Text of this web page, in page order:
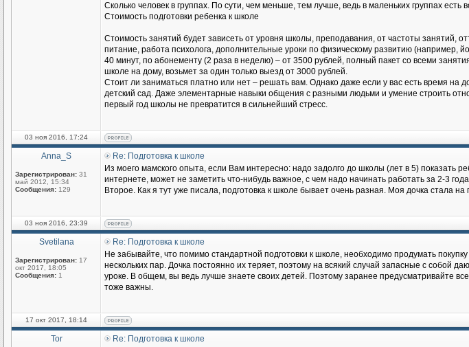
Сколько человек в группах. По сути, чем меньше, тем лучше, ведь в маленьких группах
Стоимость подготовки ребенка к школе
Стоимость занятий будет зависеть от уровня школы, преподавания, от частоты занятий,
питание, работа психолога, дополнительные уроки по физическому развитию (например,
40 минут, по абонементу (2 раза в неделю) – от 3500 рублей, полный пакет со всеми
школе на дому, возьмет за один только выезд от 3000 рублей.
Стоит ли заниматься платно или нет – решать вам. Однако даже если у вас есть время
детский сад. Даже элементарные навыки общения с разными людьми и умение строить
первый год школы не превратится в сильнейший стресс.
03 ноя 2016, 17:24
Anna_S
Зарегистрирован: 31
май 2012, 15:34
Сообщения: 129
Re: Подготовка к школе
Из моего мамского опыта, если Вам интересно: надо задолго до школы (лет в 5) показать
интернете, может не заметить что-нибудь важное, с чем надо начинать работать за 2-3
Второе. Как я тут уже писала, подготовка к школе бывает очень разная. Моя дочка стала
03 ноя 2016, 23:39
Svetilana
Зарегистрирован: 17
окт 2017, 18:05
Сообщения: 1
Re: Подготовка к школе
Не забывайте, что помимо стандартной подготовки к школе, необходимо продумать
нескольких пар. Дочка постоянно их теряет, поэтому на всякий случай запасные с собой
уроке. В общем, вы ведь лучше знаете своих детей. Поэтому заранее предусматривайте
тоже важны.
17 окт 2017, 18:14
Tor Re: Подготовка к школе